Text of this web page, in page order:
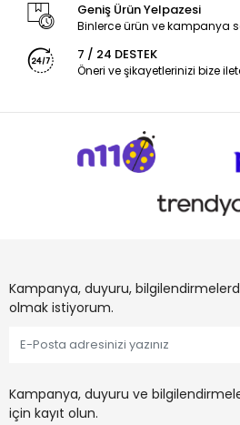
Geniş Ürün Yelpazesi
Binlerce ürün ve kampanya
7 / 24 DESTEK
Öneri ve şikayetlerinizi bize
Kampanya, duyuru,
olmak istiyorum.
Kampanya, duyuru ve
için kayıt olun.